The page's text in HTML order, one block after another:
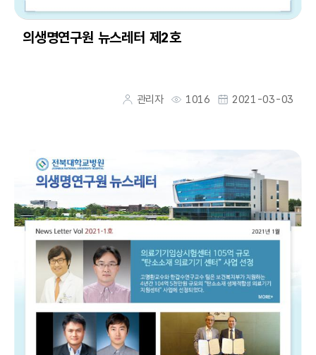
의생명연구원 뉴스레터 제2호
관리자 1016 2021-03-03